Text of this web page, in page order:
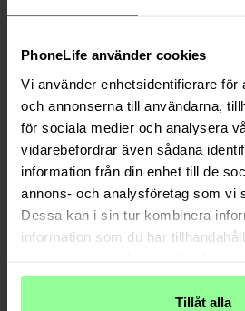
PhoneLife använder cookies
Vi använder enhetsidentifierare för
och annonserna till användarna,
för sociala medier och analysera
vidarebefordrar även sådana
information från din enhet till de
annons- och analysföretag som vi
Dessa kan i sin tur kombinera
information som du har
Tillåt alla
PRODUKTBESCHREIBUNG
Schicke Handy-Hülle aus Leder mit
dein Handy vor Schäden, Kratzern und Schmutz
Geldscheine. Mit praktischem Magnetverschluss.
- eingebaute Standfunktion